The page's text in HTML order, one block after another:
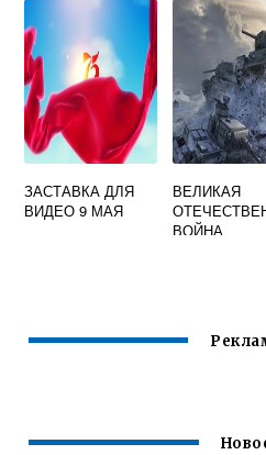
ЗАСТАВКА ДЛЯ
ВИДЕО 9 МАЯ
ВЕЛИКАЯ
ВОЙНА